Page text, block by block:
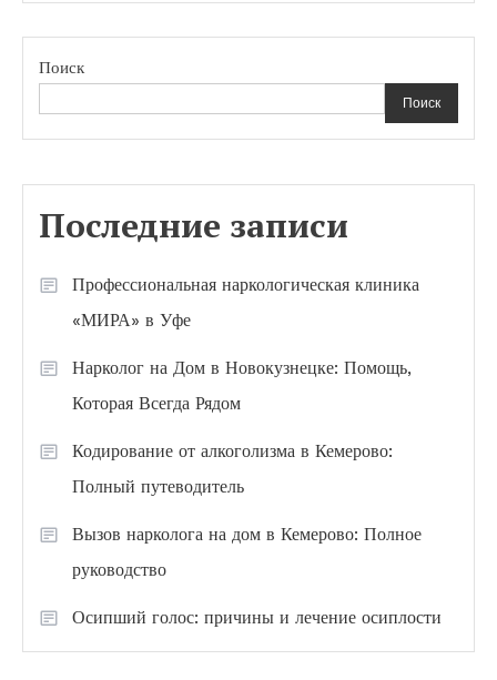
Поиск
Поиск
Последние записи
Профессиональная наркологическая клиника
«МИРА» в Уфе
Нарколог на Дом в Новокузнецке: Помощь,
Которая Всегда Рядом
Кодирование от алкоголизма в Кемерово:
Полный путеводитель
Вызов нарколога на дом в Кемерово: Полное
руководство
Осипший голос: причины и лечение осиплости